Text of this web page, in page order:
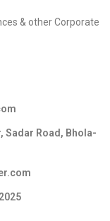
& other Corporate
Sadar Road, Bhola-